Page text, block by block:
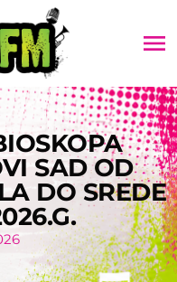
menu
SAD OD
DO SREDE